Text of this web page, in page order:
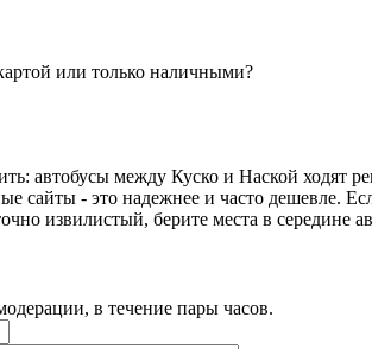
или только наличными?
автобусы между Куско и Наской ходят
сайты - это надежнее и часто дешевле.
извилистый, берите места в середине
в течение пары часов.